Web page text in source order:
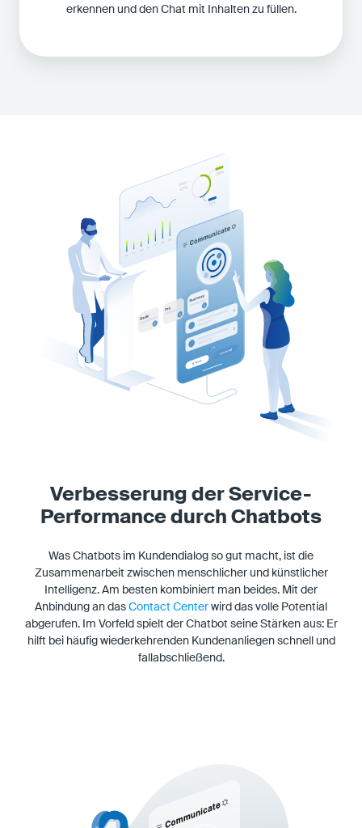
erkennen und den Chat mit Inhalten zu füllen.
Verbesserung der Service-
Performance durch Chatbots
Was Chatbots im Kundendialog so gut macht, ist die
Zusammenarbeit zwischen menschlicher und künstlicher
Intelligenz. Am besten kombiniert man beides. Mit der
Anbindung an dasContact Centerwird das volle Potential
abgerufen. Im Vorfeld spielt der Chatbot seine Stärken aus: Er
hilft bei häufig wiederkehrenden Kundenanliegen schnell und
fallabschließend.